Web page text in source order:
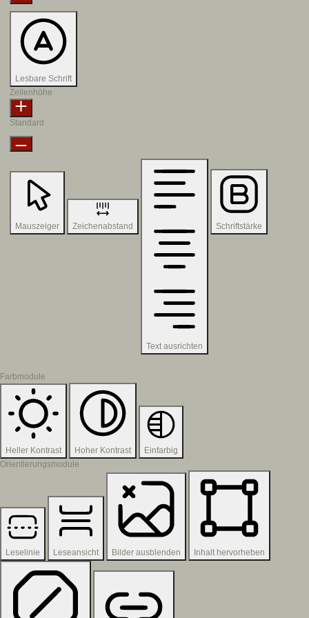
Lesbare Schrift
Zeilenhöhe
Standard
Mauszeiger Zeichenabstand
Text ausrichten
Schriftstärke
Farbmodule
Heller Kontrast Hoher Kontrast
Einfarbig
Orientierungsmodule
Leselinie Leseansicht Bilder ausblenden Inhalt hervorheben